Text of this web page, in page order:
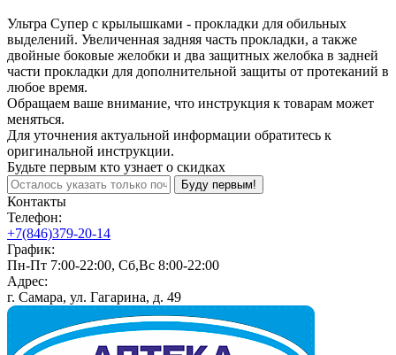
Ультра Супер с крылышками - прокладки для обильных
выделений. Увеличенная задняя часть прокладки, а также
двойные боковые желобки и два защитных желобка в задней
части прокладки для дополнительной защиты от протеканий в
любое время.
Обращаем ваше внимание, что инструкция к товарам может
меняться.
Для уточнения актуальной информации обратитесь к
оригинальной инструкции.
Будьте первым кто узнает о скидках
Буду первым!
Контакты
Телефон:
+7(846)379-20-14
График:
Пн-Пт 7:00-22:00, Сб,Вс 8:00-22:00
Адрес:
г. Самара, ул. Гагарина, д. 49